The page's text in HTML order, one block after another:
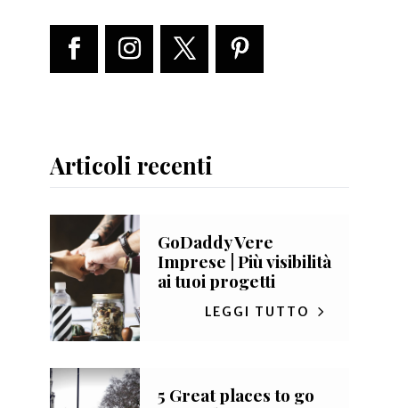
Articoli recenti
GoDaddy Vere
Imprese | Più visibilità
ai tuoi progetti
LEGGI TUTTO
5 Great places to go